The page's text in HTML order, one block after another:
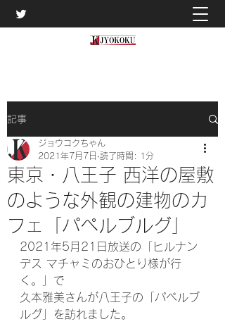
記事
東京・八王子 西洋の屋敷
のような外観の建物のカ
フェ「パペルブルグ」
ジョウコクちゃん
2021年7月7日 読了時間: 1分
2021年5月21日放送の「ヒルナン
デス マチャミのおひとり様が行
く。」で
久本雅美さんが八王子の「パペルブ
ルグ」を訪れました。